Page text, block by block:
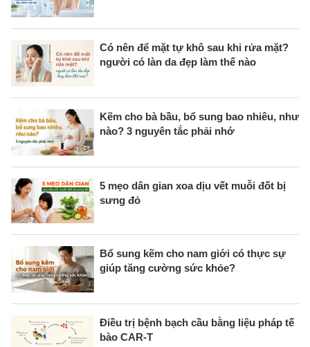
Có nên để mặt tự khô sau khi rửa mặt?
người có làn da đẹp làm thế nào
Kẽm cho bà bầu, bổ sung bao nhiêu, như
nào? 3 nguyên tắc phải nhớ
5 mẹo dân gian xoa dịu vết muỗi đốt bị
sưng đỏ
Bổ sung kẽm cho nam giới có thực sự
giúp tăng cường sức khỏe?
Điều trị bệnh bạch cầu bằng liệu pháp tế
bào CAR-T